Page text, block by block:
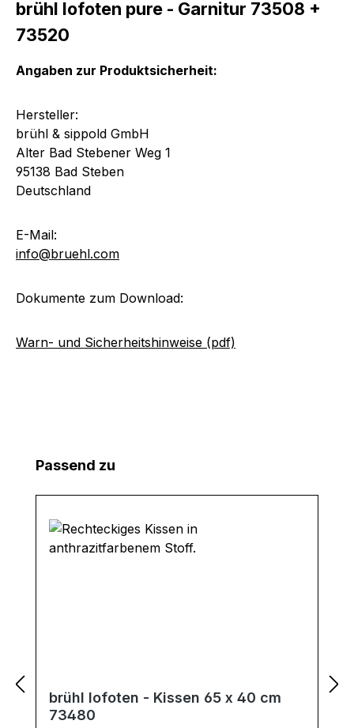
brühl lofoten pure - Garnitur 73508 +
73520
Angaben zur Produktsicherheit:
Hersteller:
brühl & sippold GmbH
Alter Bad Stebener Weg 1
95138 Bad Steben
Deutschland
E-Mail:
info@bruehl.com
Dokumente zum Download:
Warn- und Sicherheitshinweise (pdf)
Produktgalerie überspringen
Passend zu
brühl lofoten - Kissen 65 x 40 cm
73480